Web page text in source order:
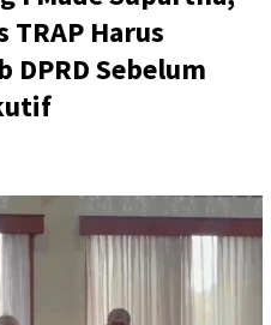
TRAP Harus
DPRD Sebelum